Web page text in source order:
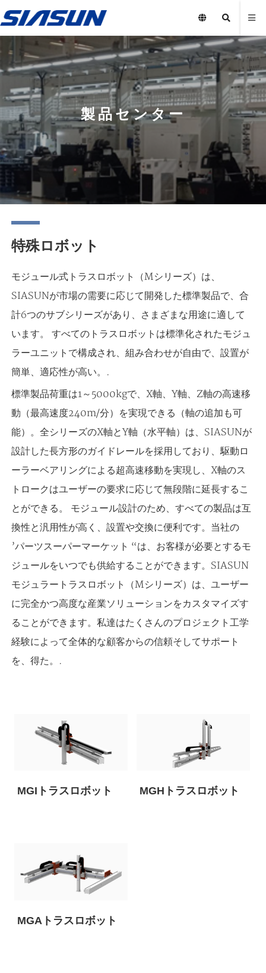
製品センター
特殊ロボット
モジュール式トラスロボット（Mシリーズ）は、
SIASUNが市場の需要に応じて開発した標準製品で、合
計6つのサブシリーズがあり、さまざまな用途に適して
います。 すべてのトラスロボットは標準化されたモジュ
ラーユニットで構成され、組み合わせが自由で、設置が
簡単、適応性が高い。.
標準製品荷重は1～5000kgで、X軸、Y軸、Z軸の高速移
動（最高速度240m/分）を実現できる（軸の追加も可
能）。全シリーズのX軸とY軸（水平軸）は、SIASUNが
設計した長方形のガイドレールを採用しており、駆動ロ
ーラーベアリングによる超高速移動を実現し、X軸のス
トロークはユーザーの要求に応じて無段階に延長するこ
とができる。 モジュール設計のため、すべての製品は互
換性と汎用性が高く、設置や交換に便利です。当社の
’パーツスーパーマーケット “は、お客様が必要とするモ
ジュールをいつでも供給することができます。SIASUN
モジュラートラスロボット（Mシリーズ）は、ユーザー
に完全かつ高度な産業ソリューションをカスタマイズす
ることができます。私達はたくさんのプロジェクト工学
経験によって全体的な顧客からの信頼そしてサポート
を、得た。.
MGIトラスロボット MGHトラスロボット
MGAトラスロボット